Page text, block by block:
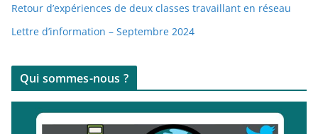
Retour d’expériences de deux classes travaillant en réseau
Lettre d’information – Septembre 2024
Qui sommes-nous ?